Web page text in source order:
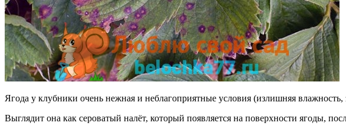
Ягода у клубники очень нежная и неблагоприятные условия (излишняя
Выглядит она как сероватый налёт, который появляется на поверхности ягоды,